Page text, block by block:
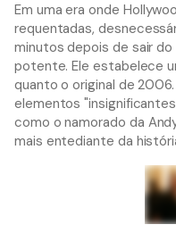
Em uma era onde
requentadas,
minutos depois de sair
potente. Ele estabelece
quanto o original de
elementos
como o namorado da
mais entediante da